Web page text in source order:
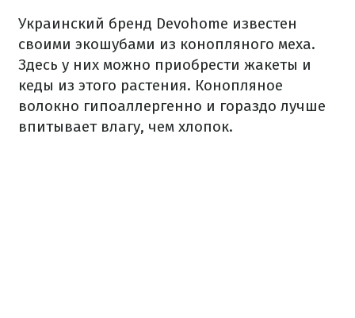
Украинский бренд Devohome известен
своими экошубами из конопляного меха.
Здесь у них можно приобрести жакеты и
кеды из этого растения. Конопляное
волокно гипоаллергенно и гораздо лучше
впитывает влагу, чем хлопок.